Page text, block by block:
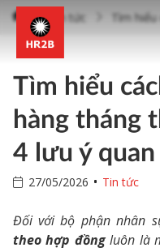
Tin tức Tìm
Tìm hiểu
hàng tháng
4 lưu ý
27/05/2026 Tin tức
Đối với bộ phận nhân
theo hợp đồngluôn là